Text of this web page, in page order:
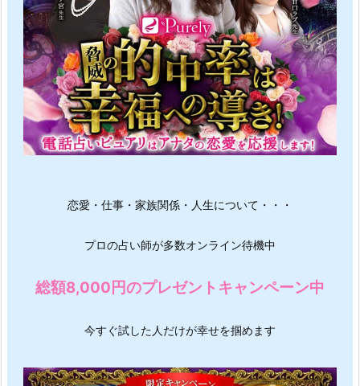
恋愛・仕事・家族関係・人生について・・・
プロの占い師が多数オンライン待機中
総額8,000円のプレゼントキャンペーン中
今すぐ試した人だけが幸せを掴めます